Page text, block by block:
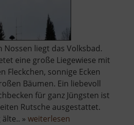
liegt das Volksbad.
eine große Liegewiese mit
Fleckchen, sonnige Ecken
Bäumen. Ein liebevoll
für ganz Jüngsten ist
Rutsche ausgestattet.
» weiterlesen